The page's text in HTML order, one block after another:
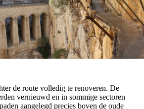
de route volledig te renoveren. De
vernieuwd en in sommige sectoren
aangelegd precies boven de oude